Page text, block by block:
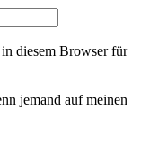
diesem Browser für
jemand auf meinen